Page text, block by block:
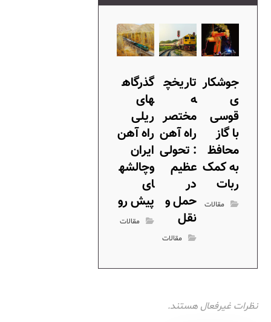
جوشکار
ی
قوسی
با گاز
محافظ
به کمک
ربات
مقالات
تاریخچ
ه
مختصر
راه آهن
: تحولی
عظیم
در
حمل و
نقل
مقالات
گذرگاه
های
ریلی
راه آهن
ایران
وچالشه
ای
پیش رو
مقالات
نظرات غیرفعال هستند.